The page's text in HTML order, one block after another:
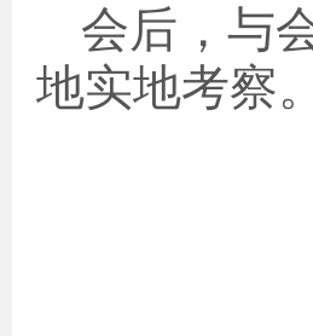
会后，与
地实地考察。